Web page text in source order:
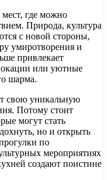
мест, где можно
Природа, культура
с новой стороны,
умиротворения и
привлекает
или уютные
шарма.
свою уникальную
Потому стоит
могут стать
но и открыть
по
мероприятиях
создают поистине